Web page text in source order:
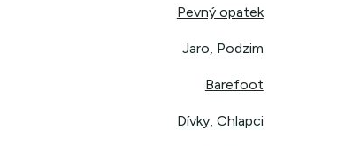
Pevný opatek
Jaro, Podzim
Barefoot
Dívky, Chlapci